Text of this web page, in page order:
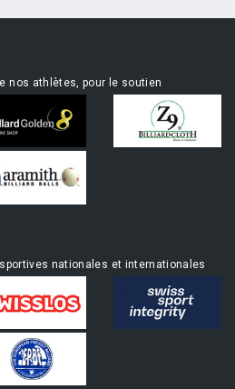
nos athlètes, pour le soutien
nationales et internationales